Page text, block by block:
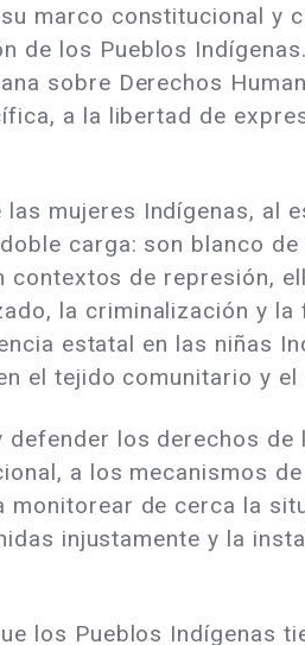
marco constitucional y
de los Pueblos
sobre Derechos
a la libertad de
mujeres Indígenas, al
carga: son blanco
de represión,
la criminalización y
estatal en las niñas
el tejido comunitario y
los derechos
a los mecanismos
de cerca la
injustamente y la
los Pueblos Indígenas